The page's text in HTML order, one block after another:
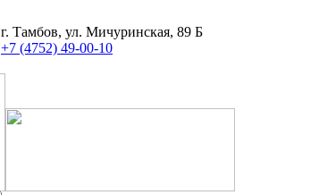
г. Тамбов, ул. Мичуринская, 89 Б
+7 (4752) 49-00-10